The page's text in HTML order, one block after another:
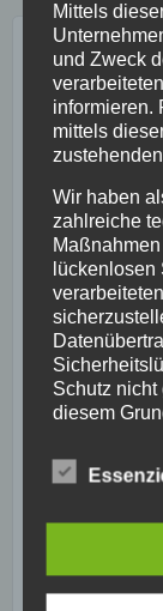
YVONNE
„Ich
ganzheitliche
eine Diät
Körpergefühl
Mittels
und Zweck
informieren.
mittels
Wir haben
zahlreiche
Schutz nicht
diesem
alternativen
uns zu
Die